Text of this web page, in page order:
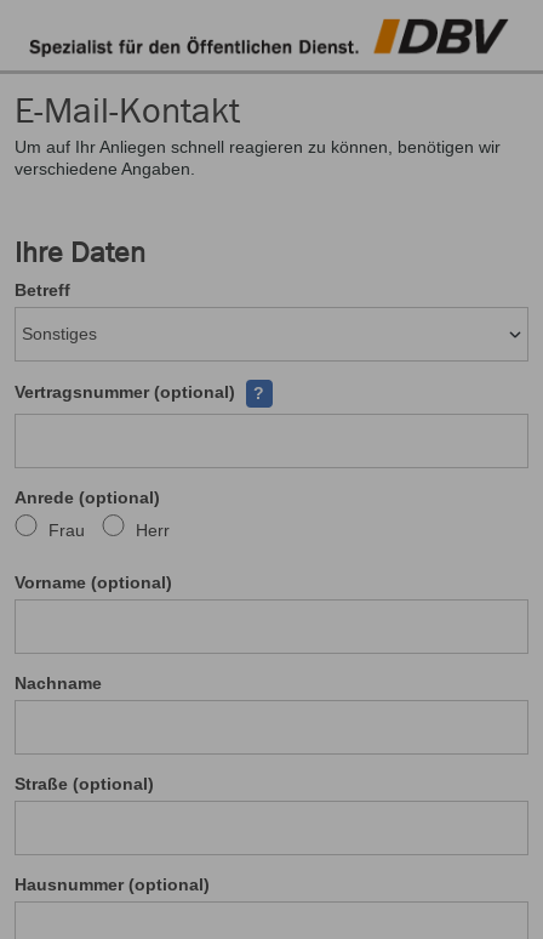
E-Mail-Kontakt
Um auf Ihr Anliegen schnell reagieren zu können, benötigen wir
verschiedene Angaben.
Ihre Daten
Betreff
Vertragsnummer (optional) Ihre Versicherungsscheinnumer
?
Anrede (optional)
Frau
Herr
Vorname (optional)
Nachname
Straße (optional)
Hausnummer (optional)